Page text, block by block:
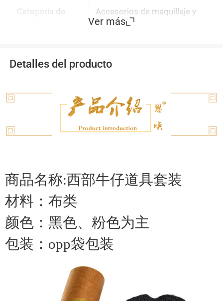
Categoría de
Accesorios de maquillaje y
vestuario
Ver más
Detalles del producto
商品名称:西部牛仔道具套装
材料：布类
颜色：黑色、粉色为主
包装：opp袋包装